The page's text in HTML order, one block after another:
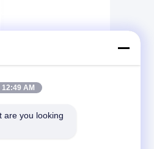
12:49 AM
are you looking